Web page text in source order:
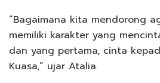
“Bagaimana kita mendorong
memiliki karakter yang
dan yang pertama, cinta
Kuasa,” ujar Atalia.